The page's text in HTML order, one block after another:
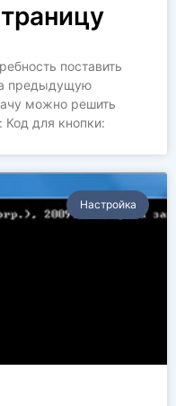
поставить
предыдущую
можно решить
для кнопки:
Настройка